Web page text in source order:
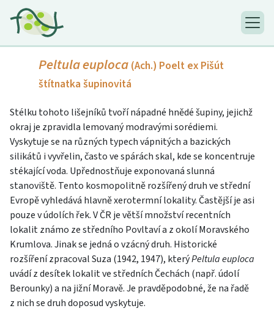
Peltula euploca (Ach.) Poelt ex Pišút
štítnatka šupinovitá
Stélku tohoto lišejníků tvoří nápadné hnědé šupiny, jejichž
okraj je zpravidla lemovaný modravými sorédiemi.
Vyskytuje se na různých typech vápnitých a bazických
silikátů i vyvřelin, často ve spárách skal, kde se koncentruje
stékající voda. Upřednostňuje exponovaná slunná
stanoviště. Tento kosmopolitně rozšířený druh ve střední
Evropě vyhledává hlavně xerotermní lokality. Častější je asi
pouze v údolích řek. V ČR je větší množství recentních
lokalit známo ze středního Povltaví a z okolí Moravského
Krumlova. Jinak se jedná o vzácný druh. Historické
rozšíření zpracoval Suza (1942, 1947), kterýPeltula euploca
uvádí z desítek lokalit ve středních Čechách (např. údolí
Berounky) a na jižní Moravě. Je pravděpodobné, že na řadě
z nich se druh doposud vyskytuje.